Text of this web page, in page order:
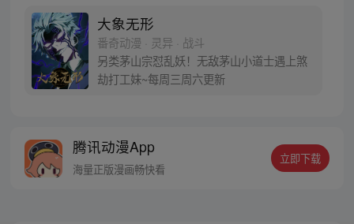
大象无形
番奇动漫 · 灵异 · 战斗
另类茅山宗怼乱妖！无敌茅山小道士遇上煞
劫打工妹~每周三周六更新
腾讯动漫App
海量正版漫画畅快看
立即下载